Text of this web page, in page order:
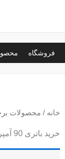
فروشگاه
خانه / محصولات برچسب
خرید باتری 90 آمپر زیتکس گلد